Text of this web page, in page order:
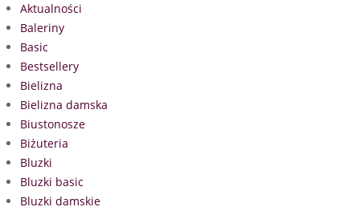
Aktualności
Baleriny
Basic
Bestsellery
Bielizna
Bielizna damska
Biustonosze
Biżuteria
Bluzki
Bluzki basic
Bluzki damskie